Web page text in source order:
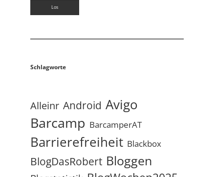
Schlagworte
Alleinr Android Avigo
Barcamp BarcamperAT
Barrierefreiheit Blackbox
BlogDasRobert Bloggen